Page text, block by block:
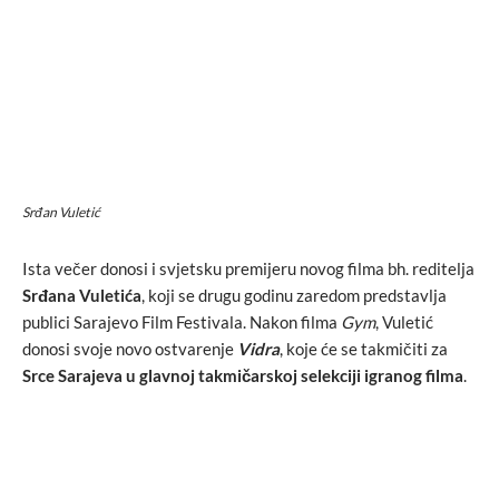
Srđan Vuletić
Ista večer donosi i svjetsku premijeru novog filma bh. reditelja
Srđana Vuletića, koji se drugu godinu zaredom predstavlja
publici Sarajevo Film Festivala. Nakon filma Gym, Vuletić
donosi svoje novo ostvarenje Vidra, koje će se takmičiti za
Srce Sarajeva u glavnoj takmičarskoj selekciji igranog filma.